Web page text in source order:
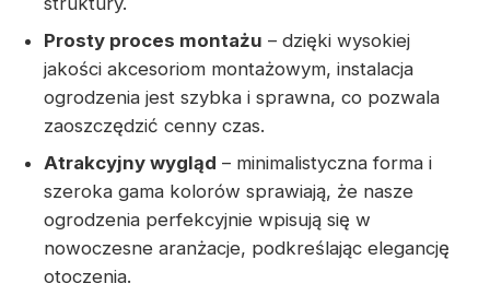
Prosty proces montażu – dzięki wysokiej
jakości akcesoriom montażowym, instalacja
ogrodzenia jest szybka i sprawna, co pozwala
zaoszczędzić cenny czas.
Atrakcyjny wygląd – minimalistyczna forma i
szeroka gama kolorów sprawiają, że nasze
ogrodzenia perfekcyjnie wpisują się w
nowoczesne aranżacje, podkreślając elegancję
otoczenia.